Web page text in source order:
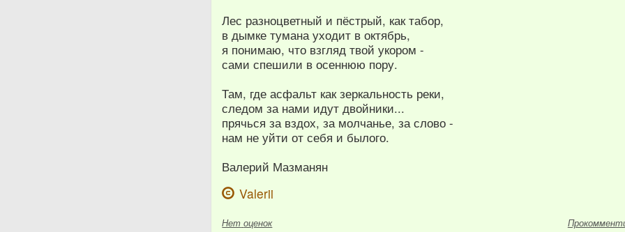
Лес разноцветный и пёстрый, как табор,
в дымке тумана уходит в октябрь,
я понимаю, что взгляд твой укором -
сами спешили в осеннюю пору.
Там, где асфальт как зеркальность реки,
следом за нами идут двойники...
прячься за вздох, за молчанье, за слово -
нам не уйти от себя и былого.
Валерий Мазманян
Valerii
Нет оценок